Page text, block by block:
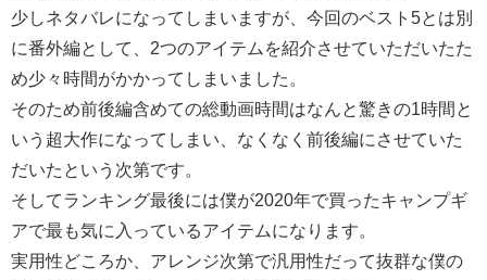
少しネタバレになってしまいますが、今回のベスト5とは別
に番外編として、2つのアイテムを紹介させていただいたた
め少々時間がかかってしまいました。
そのため前後編含めての総動画時間はなんと驚きの1時間と
いう超大作になってしまい、なくなく前後編にさせていた
だいたという次第です。
そしてランキング最後には僕が2020年で買ったキャンプギ
アで最も気に入っているアイテムになります。
実用性どころか、アレンジ次第で汎用性だって抜群な僕の